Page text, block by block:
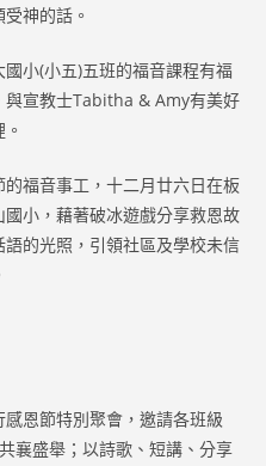
神的話。
小(小五)五班的福音課程有福
與宣教士Tabitha & Amy有美好
福音事工，十二月廿六日在板
小，藉著破冰遊戲分享救恩故
的光照，引領社區及學校未信
恩節特別聚會，邀請各班級
襄盛舉；以詩歌、短講、分享